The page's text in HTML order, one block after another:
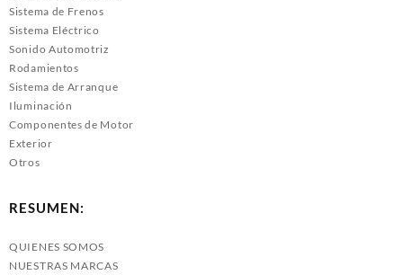
Sistema de Frenos
Sistema Eléctrico
Sonido Automotriz
Rodamientos
Sistema de Arranque
Iluminación
Componentes de Motor
Exterior
Otros
RESUMEN:
QUIENES SOMOS
NUESTRAS MARCAS